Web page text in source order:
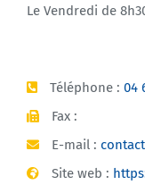
Le Vendredi de
Téléphone : 04
Fax :
E-mail :
Site web :